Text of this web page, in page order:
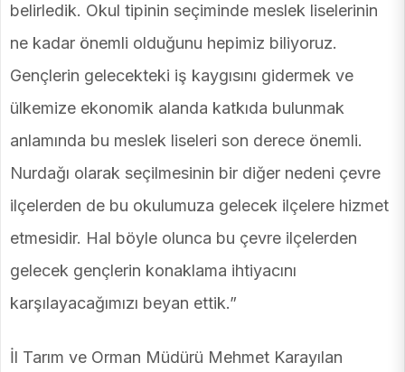
belirledik. Okul tipinin seçiminde meslek liselerinin
ne kadar önemli olduğunu hepimiz biliyoruz.
Gençlerin gelecekteki iş kaygısını gidermek ve
ülkemize ekonomik alanda katkıda bulunmak
anlamında bu meslek liseleri son derece önemli.
Nurdağı olarak seçilmesinin bir diğer nedeni çevre
ilçelerden de bu okulumuza gelecek ilçelere hizmet
etmesidir. Hal böyle olunca bu çevre ilçelerden
gelecek gençlerin konaklama ihtiyacını
karşılayacağımızı beyan ettik.”
İl Tarım ve Orman Müdürü Mehmet Karayılan